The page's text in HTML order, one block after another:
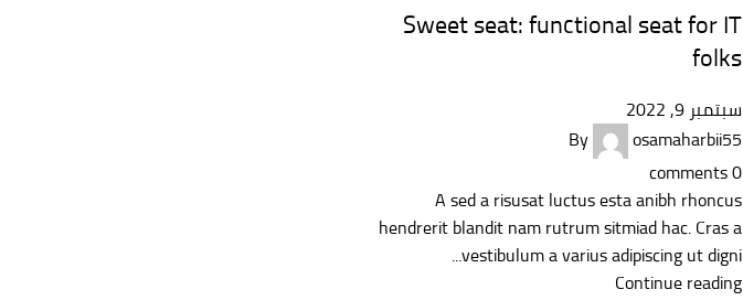
Sweet seat: functional seat for IT
folks
سبتمبر 9, 2022
By
osamaharbii55
0
comments
A sed a risusat luctus esta anibh rhoncus
hendrerit blandit nam rutrum sitmiad hac. Cras a
vestibulum a varius adipiscing ut digni...
Continue reading